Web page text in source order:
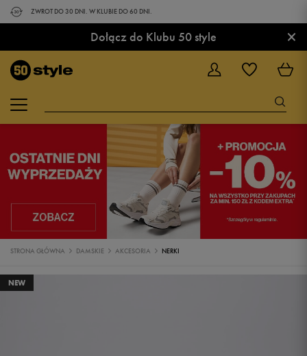
ZWROT DO 30 DNI. W KLUBIE DO 60 DNI.
Dołącz do Klubu 50 style ×
STRONA GŁÓWNA DAMSKIE AKCESORIA NERKI
NEW